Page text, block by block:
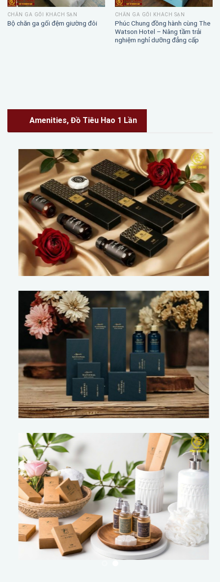
CHĂN GA GỐI KHÁCH SẠN
Bộ chăn ga gối đệm giường đôi
CHĂN GA GỐI KHÁCH SẠN
Phúc Chung đồng hành cùng The
Watson Hotel – Nâng tầm trải
nghiệm nghỉ dưỡng đẳng cấp
Amenities, Đồ Tiêu Hao 1 Lần